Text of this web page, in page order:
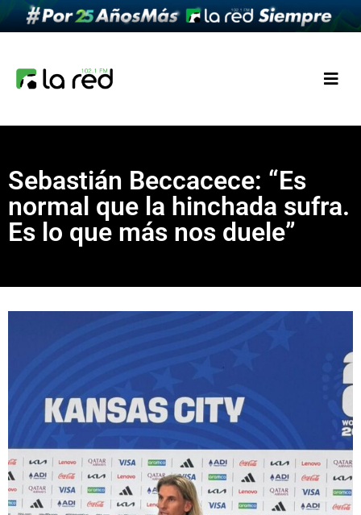
Sebastián Beccacece: “Es
normal que la hinchada sufra.
Es lo que más nos duele”